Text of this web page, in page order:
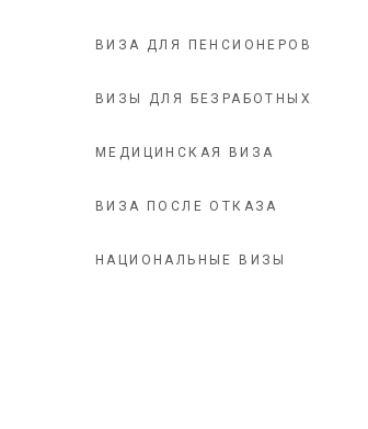
ВИЗА ДЛЯ ПЕНСИОНЕРОВ
ВИЗЫ ДЛЯ БЕЗРАБОТНЫХ
МЕДИЦИНСКАЯ ВИЗА
ВИЗА ПОСЛЕ ОТКАЗА
НАЦИОНАЛЬНЫЕ ВИЗЫ